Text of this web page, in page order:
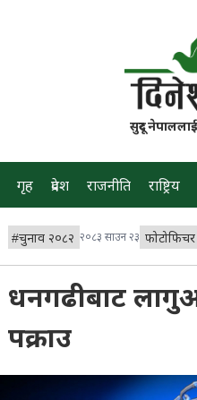
सुदूर
गृह प्रदेश राजनीति राष्ट्रिय
#चुनाव २०८२ २०८३ साउन २३ फोटोफिचर
धनगढीबाट
पक्राउ